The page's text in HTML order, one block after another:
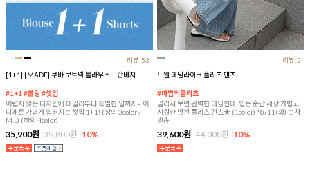
리뷰:53
[1+1] [MADE] 쿠바 보트넥 블라우스 + 반바지
#1+1 #쿨링 #셋업
어렵지 않은 디자인에 데일리부터 특별한 날까지~ 어
디에든 가볍게 입혀지는 셋업 1+1! (상의 3color /
M,L) (하의 4color)
35,900원 39,800원 10%
리뷰:2
드웬 데님라이크 플리츠 팬츠
#마법의플리츠
멀리서 보면 완벽한 데님인데, 입는 순간 세상 가볍고
시원한 반전 플리츠 팬츠★ (1color) *8/11(화) 순차
발송
39,600원 44,000원 10%